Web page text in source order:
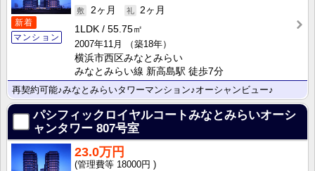
新着
マンション
2ヶ月
2ヶ月
1LDK
55.75㎡
2007年11月
（築18年）
横浜市西区みなとみらい
みなとみらい線 新高島駅 徒歩7分
再契約可能♪みなとみらいタワーマンション♪オーシャンビュー♪
パシフィックロイヤルコートみなとみらいオーシ
ャンタワー 807号室
23.0万円
18000円